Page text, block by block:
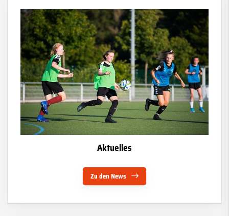
Aktuelles
Zu den News